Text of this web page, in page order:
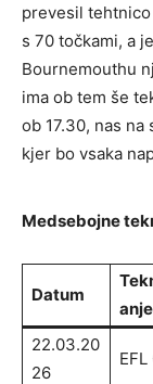
prevesil
s 70 točkami, a
Bournemouthu
ima ob tem še
ob 17.30, nas
kjer bo vsaka
Medsebojne
Datum
anje
22.03.20
26